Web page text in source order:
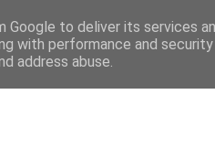
Menciones Mega Menu
Google to deliver its services
with performance and
address abuse.